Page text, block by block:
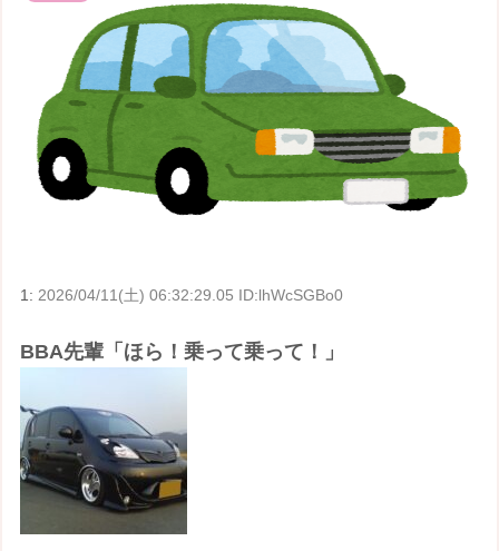
1: 2026/04/11(土) 06:32:29.05 ID:lhWcSGBo0
BBA先輩「ほら！乗って乗って！」